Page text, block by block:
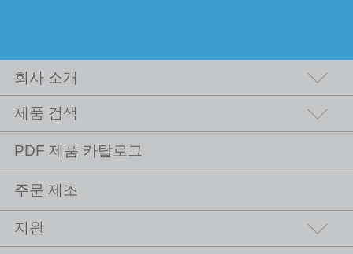
회사 소개
제품 검색
PDF 제품 카탈로그
주문 제조
지원